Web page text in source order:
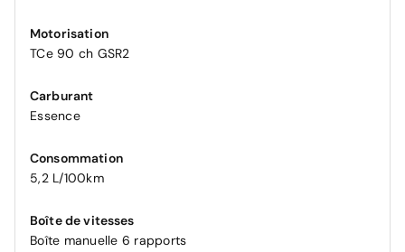
Motorisation
TCe 90 ch GSR2
Carburant
Essence
Consommation
5,2 L/100km
Boîte de vitesses
Boîte manuelle 6 rapports